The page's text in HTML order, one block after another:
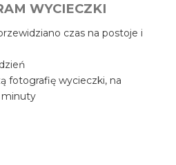
WYCIECZKI
czas na postoje i
fotografię wycieczki, na
minuty